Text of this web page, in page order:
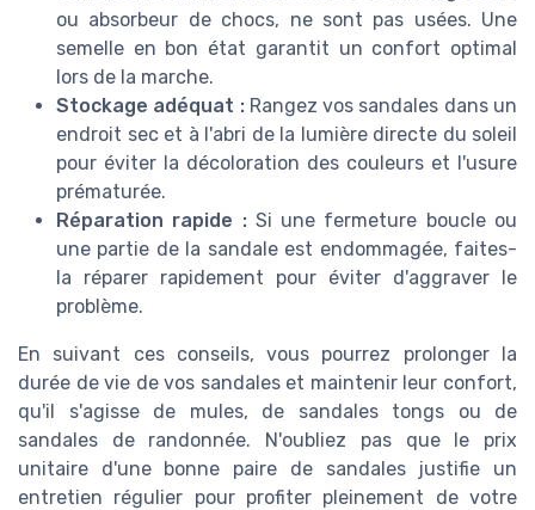
ou absorbeur de chocs, ne sont pas usées. Une
semelle en bon état garantit un confort optimal
lors de la marche.
Stockage adéquat :Rangez vos sandales dans un
endroit sec et à l'abri de la lumière directe du soleil
pour éviter la décoloration des couleurs et l'usure
prématurée.
Réparation rapide :Si une fermeture boucle ou
une partie de la sandale est endommagée, faites-
la réparer rapidement pour éviter d'aggraver le
problème.
En suivant ces conseils, vous pourrez prolonger la
durée de vie de vos sandales et maintenir leur confort,
qu'il s'agisse de mules, de sandales tongs ou de
sandales de randonnée. N'oubliez pas que le prix
unitaire d'une bonne paire de sandales justifie un
entretien régulier pour profiter pleinement de votre